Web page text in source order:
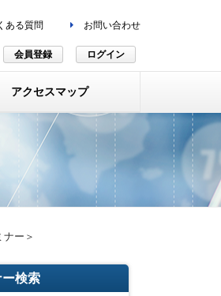
ある質問 お問い合わせ
会員登録 ログイン
アクセスマップ
ー＞
検索